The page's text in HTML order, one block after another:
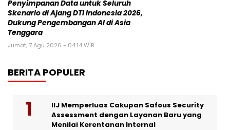
Penyimpanan Data untuk Seluruh
Skenario di Ajang DTI Indonesia 2026,
Dukung Pengembangan AI di Asia
Tenggara
Jumat, 7 Agu 2026 - 04:14 WIB
BERITA POPULER
IIJ Memperluas Cakupan Safous Security
Assessment dengan Layanan Baru yang
Menilai Kerentanan Internal